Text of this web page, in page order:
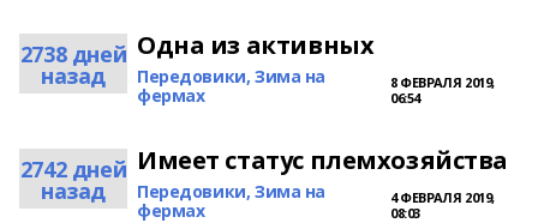
2738 дней
назад
Одна из активных
Передовики, Зима на
фермах
8 ФЕВРАЛЯ 2019,
06:54
2742 дней
назад
Имеет статус племхозяйства
Передовики, Зима на
фермах
4 ФЕВРАЛЯ 2019,
08:03